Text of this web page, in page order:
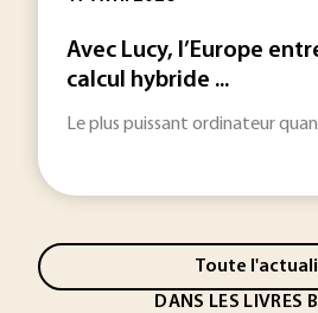
Avec Lucy, l’Europe
calcul hybride ...
Le plus puissant ordinateur
Toute
DANS LES LIVRES